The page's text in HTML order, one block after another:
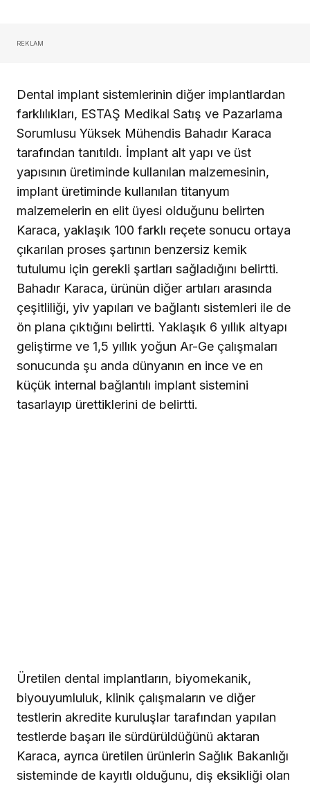
REKLAM
Dental implant sistemlerinin diğer implantlardan
farklılıkları, ESTAŞ Medikal Satış ve Pazarlama
Sorumlusu Yüksek Mühendis Bahadır Karaca
tarafından tanıtıldı. İmplant alt yapı ve üst
yapısının üretiminde kullanılan malzemesinin,
implant üretiminde kullanılan titanyum
malzemelerin en elit üyesi olduğunu belirten
Karaca, yaklaşık 100 farklı reçete sonucu ortaya
çıkarılan proses şartının benzersiz kemik
tutulumu için gerekli şartları sağladığını belirtti.
Bahadır Karaca, ürünün diğer artıları arasında
çeşitliliği, yiv yapıları ve bağlantı sistemleri ile de
ön plana çıktığını belirtti. Yaklaşık 6 yıllık altyapı
geliştirme ve 1,5 yıllık yoğun Ar-Ge çalışmaları
sonucunda şu anda dünyanın en ince ve en
küçük internal bağlantılı implant sistemini
tasarlayıp ürettiklerini de belirtti.
Üretilen dental implantların, biyomekanik,
biyouyumluluk, klinik çalışmaların ve diğer
testlerin akredite kuruluşlar tarafından yapılan
testlerde başarı ile sürdürüldüğünü aktaran
Karaca, ayrıca üretilen ürünlerin Sağlık Bakanlığı
sisteminde de kayıtlı olduğunu, diş eksikliği olan